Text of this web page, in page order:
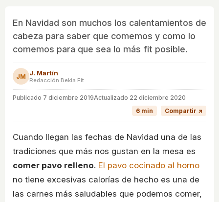
En Navidad son muchos los calentamientos de
cabeza para saber que comemos y como lo
comemos para que sea lo más fit posible.
JM J. Martín
Redacción Bekia Fit
Publicado 7 diciembre 2019Actualizado 22 diciembre 2020
6 min
Compartir ↗
Cuando llegan las fechas de Navidad una de las
tradiciones que más nos gustan en la mesa es
comer pavo relleno. El pavo cocinado al horno
no tiene excesivas calorías de hecho es una de
las carnes más saludables que podemos comer,